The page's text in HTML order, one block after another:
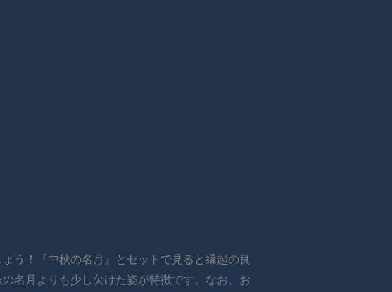
う！『中秋の名月』とセットで見ると縁起の良
名月よりも少し欠けた姿が特徴です。なお、お